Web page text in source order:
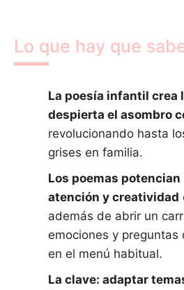
Lo que hay que
La poesía infantil crea
despierta el asombro
revolucionando hasta
grises en familia.
Los poemas potencian
atención y creatividad
además de abrir un
emociones y preguntas
en el menú habitual.
La clave: adaptar